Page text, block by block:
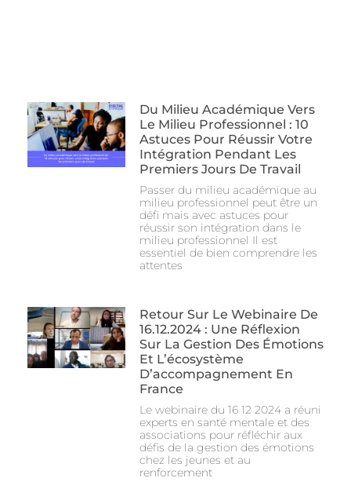
Du Milieu Académique Vers
Le Milieu Professionnel : 10
Astuces Pour Réussir Votre
Intégration Pendant Les
Premiers Jours De Travail
Passer du milieu académique au
milieu professionnel peut être un
défi mais avec astuces pour
réussir son intégration dans le
milieu professionnel Il est
essentiel de bien comprendre les
attentes
Retour Sur Le Webinaire De
16.12.2024 : Une Réflexion
Sur La Gestion Des Émotions
Et L’écosystème
D’accompagnement En
France
Le webinaire du 16 12 2024 a réuni
experts en santé mentale et des
associations pour réfléchir aux
défis de la gestion des émotions
chez les jeunes et au
renforcement